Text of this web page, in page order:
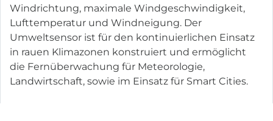
Windrichtung, maximale Windgeschwindigkeit,
Lufttemperatur und Windneigung. Der
Umweltsensor ist für den kontinuierlichen Einsatz
in rauen Klimazonen konstruiert und ermöglicht
die Fernüberwachung für Meteorologie,
Landwirtschaft, sowie im Einsatz für Smart Cities.